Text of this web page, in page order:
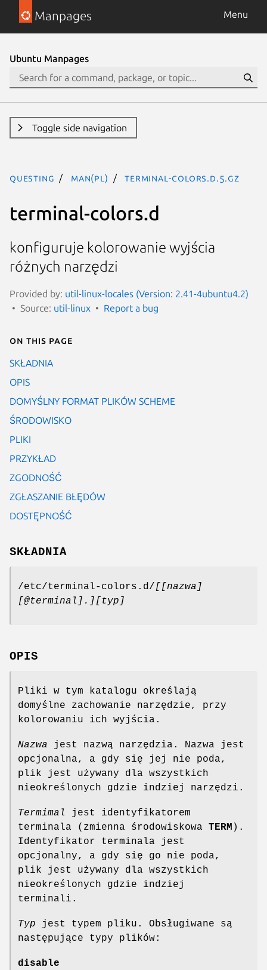
Manpages Menu
Ubuntu Manpages
Toggle side navigation
questing man(pl) terminal-colors.d.5.gz
terminal-colors.d
konfiguruje kolorowanie wyjścia
różnych narzędzi
Provided by: util-linux-locales (Version: 2.41-4ubuntu4.2)
Source: util-linux Report a bug
On this page
SKŁADNIA
OPIS
DOMYŚLNY FORMAT PLIKÓW SCHEME
ŚRODOWISKO
PLIKI
PRZYKŁAD
ZGODNOŚĆ
ZGŁASZANIE BŁĘDÓW
DOSTĘPNOŚĆ
SKŁADNIA
/etc/terminal-colors.d/ [[nazwa]
[@terminal].][typ]
OPIS
Pliki w tym katalogu określają
domyślne zachowanie narzędzie, przy
kolorowaniu ich wyjścia.
Nazwa jest nazwą narzędzia. Nazwa jest
opcjonalna, a gdy się jej nie poda,
plik jest używany dla wszystkich
nieokreślonych gdzie indziej narzędzi.
Termimal
jest identyfikatorem
terminala (zmienna środowiskowa TERM ).
Identyfikator terminala jest
opcjonalny, a gdy się go nie poda,
plik jest używany dla wszystkich
nieokreślonych gdzie indziej
terminali.
Typ jest typem pliku. Obsługiwane są
następujące typy plików:
disable